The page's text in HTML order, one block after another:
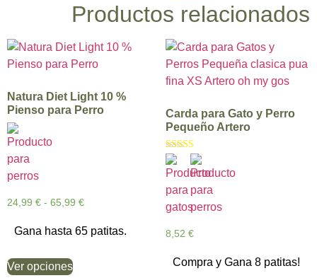
Productos relacionados
Natura Diet Light 10 %
Pienso para Perro
24,99 € - 65,99 €
Gana hasta 65 patitas.
Ver opciones
Carda para Gato y Perro
Pequeño Artero
Valorado con
5.00
de 5
8,52 €
Compra y Gana 8 patitas!